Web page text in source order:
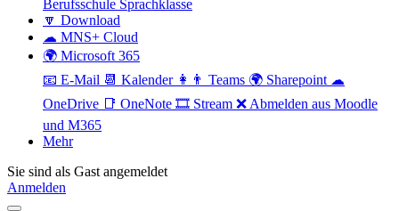
Berufsschule Sprachklasse
🔽 Download
☁ MNS+ Cloud
🌍 Microsoft 365
📧 E-Mail 📆 Kalender 👩👨 Teams 🌍 Sharepoint ☁
OneDrive 📑 OneNote 🎞 Stream ❌ Abmelden aus Moodle
und M365
Mehr
Sie sind als Gast angemeldet
Anmelden